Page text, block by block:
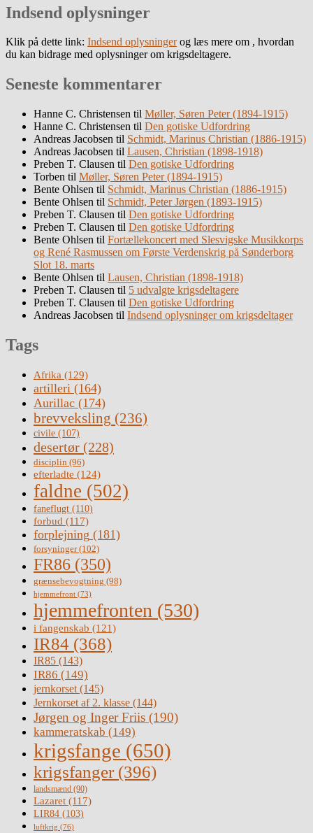
Indsend oplysninger
Klik på dette link: Indsend oplysningerog læs mere om , hvordan
du kan bidrage med oplysninger om krigsdeltagere.
Seneste kommentarer
Hanne C. Christensen til Møller, Søren Peter (1894-1915)
Hanne C. Christensen til Den gotiske Udfordring
Andreas Jacobsen til Schmidt, Marinus Christian (1886-1915)
Andreas Jacobsen til Lausen, Christian (1898-1918)
Preben T. Clausen til Den gotiske Udfordring
Torben til Møller, Søren Peter (1894-1915)
Bente Ohlsen til Schmidt, Marinus Christian (1886-1915)
Bente Ohlsen til Schmidt, Peter Jørgen (1893-1915)
Preben T. Clausen til Den gotiske Udfordring
Preben T. Clausen til Den gotiske Udfordring
Bente Ohlsen til Fortællekoncert med Slesvigske Musikkorps
og René Rasmussen om Første Verdenskrig på Sønderborg
Slot 18. marts
Bente Ohlsen til Lausen, Christian (1898-1918)
Preben T. Clausen til 5 udvalgte krigsdeltagere
Preben T. Clausen til Den gotiske Udfordring
Andreas Jacobsen til Indsend oplysninger om krigsdeltager
Tags
Afrika (129)
artilleri (164)
Aurillac (174)
brevveksling (236)
civile (107)
desertør (228)
disciplin (96)
efterladte (124)
faldne (502)
faneflugt (110)
forbud (117)
forplejning (181)
forsyninger(102)
FR86 (350)
grænsebevogtning (98)
hjemmefront (73)
hjemmefronten (530)
i fangenskab (121)
IR84 (368)
IR85 (143)
IR86 (149)
jernkorset(145)
Jernkorset af 2. klasse (144)
Jørgen og Inger Friis (190)
kammeratskab (149)
krigsfange (650)
krigsfanger (396)
landsmænd (90)
Lazaret (117)
LIR84 (103)
luftkrig (76)